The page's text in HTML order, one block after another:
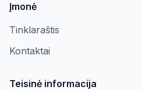
Įmonė
Tinklaraštis
Kontaktai
Teisinė informacija